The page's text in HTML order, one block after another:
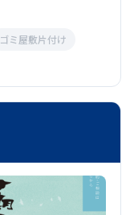
ゴミ屋敷片付け